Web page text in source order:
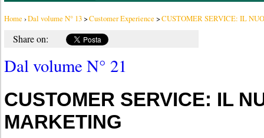
Home ›Dal volume N° 13>Customer Experience >CUSTOMER SERVICE: IL
Share on:
Dal volume N° 21
CUSTOMER SERVICE: IL
MARKETING